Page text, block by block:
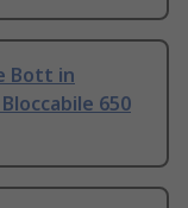
Bott in
650